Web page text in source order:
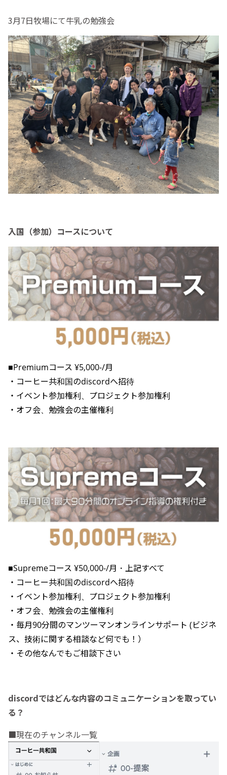
3月7日牧場にて牛乳の勉強会
入国（参加）コースについて
■Premiumコース ¥5,000-/月
・コーヒー共和国のdiscordへ招待
・イベント参加権利、プロジェクト参加権利
・オフ会、勉強会の主催権利
■Supremeコース ¥50,000-/月・上記すべて
・コーヒー共和国のdiscordへ招待
・イベント参加権利、プロジェクト参加権利
・オフ会、勉強会の主催権利
・毎月90分間のマンツーマンオンラインサポート (ビジネ
ス、技術に関する相談など何でも！）
・その他なんでもご相談下さい
discordではどんな内容のコミュニケーションを取ってい
る？
■現在のチャンネル一覧